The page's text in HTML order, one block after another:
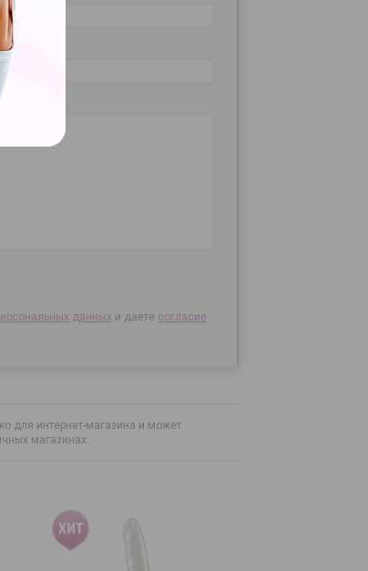
данных и даете согласие
для интернет-магазина и может
магазинах.